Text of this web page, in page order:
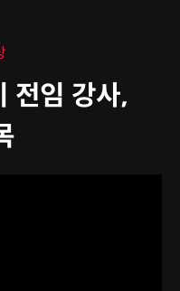
전임 강사,